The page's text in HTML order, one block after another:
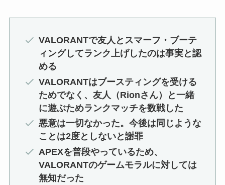
VALORANTで友人とスマーフ・ブーテ
ィングしてランク上げしたのは事実と認
める
VALORANTはブースティングを受ける
ためでなく、友人（Rionさん）と一緒
に遊ぶためランクマッチを数戦した
悪意は一切なかった。今後は同じような
ことは2度としないと謝罪
APEXを普段やっているため、
VALORANTのゲームモラルに対しては
無知だった